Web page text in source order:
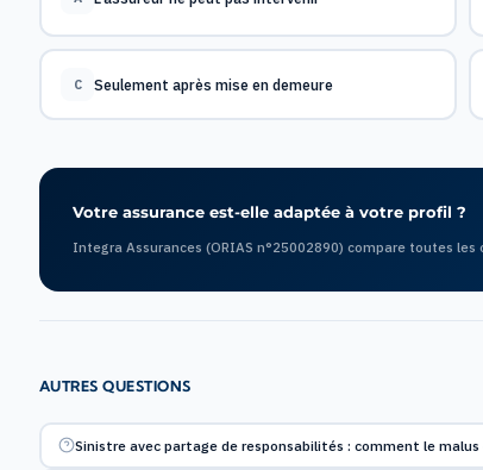
C Seulement après mise en demeure
Votre assurance est-elle adaptée à votre profil ?
Integra Assurances (ORIAS n°25002890) compare toutes les
AUTRES QUESTIONS
Sinistre avec partage de responsabilités : comment le